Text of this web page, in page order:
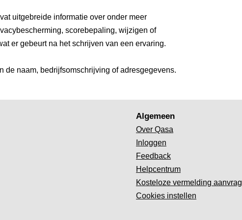
uitgebreide informatie over onder meer
scorebepaling, wijzigen of
er gebeurt na het schrijven van een ervaring.
de naam, bedrijfsomschrijving of adresgegevens.
Algemeen
Over Qasa
Inloggen
Feedback
Helpcentrum
Kosteloze vermelding
Cookies instellen